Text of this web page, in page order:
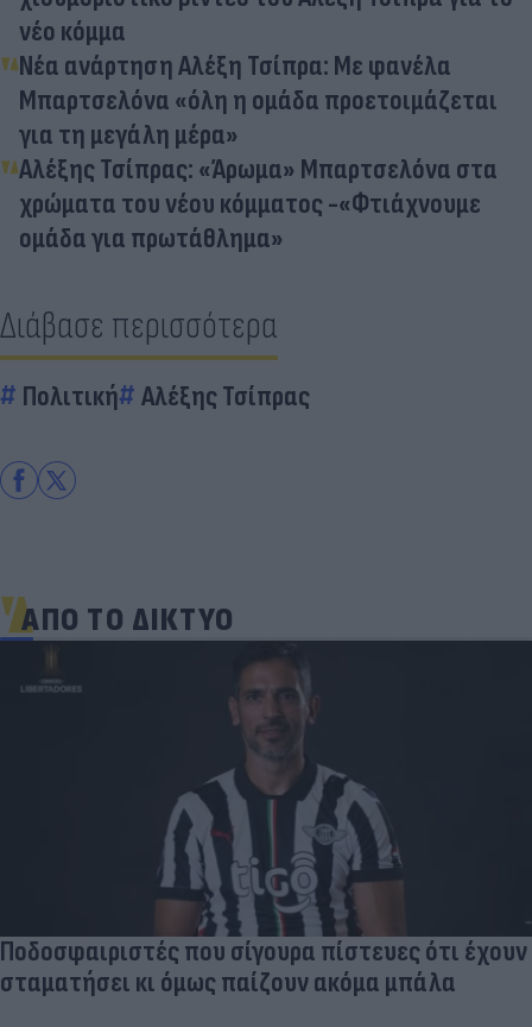
νέο κόμμα
Νέα ανάρτηση Αλέξη Τσίπρα: Με φανέλα
Μπαρτσελόνα «όλη η ομάδα προετοιμάζεται
για τη μεγάλη μέρα»
Αλέξης Τσίπρας: «Άρωμα» Μπαρτσελόνα στα
χρώματα του νέου κόμματος -«Φτιάχνουμε
ομάδα για πρωτάθλημα»
Διάβασε περισσότερα
Πολιτική Αλέξης Τσίπρας
ΑΠΟ ΤΟ ΔΙΚΤΥΟ
Ποδοσφαιριστές που σίγουρα πίστευες ότι έχουν
σταματήσει κι όμως παίζουν ακόμα μπάλα